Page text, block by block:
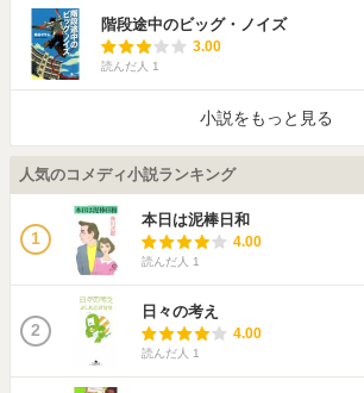
階段途中のビッグ・ノイズ
3.00
読んだ人 1
小説をもっと見る
人気のコメディ小説ランキング
1
本日は泥棒日和
4.00
読んだ人 1
2
日々の考え
4.00
読んだ人 1